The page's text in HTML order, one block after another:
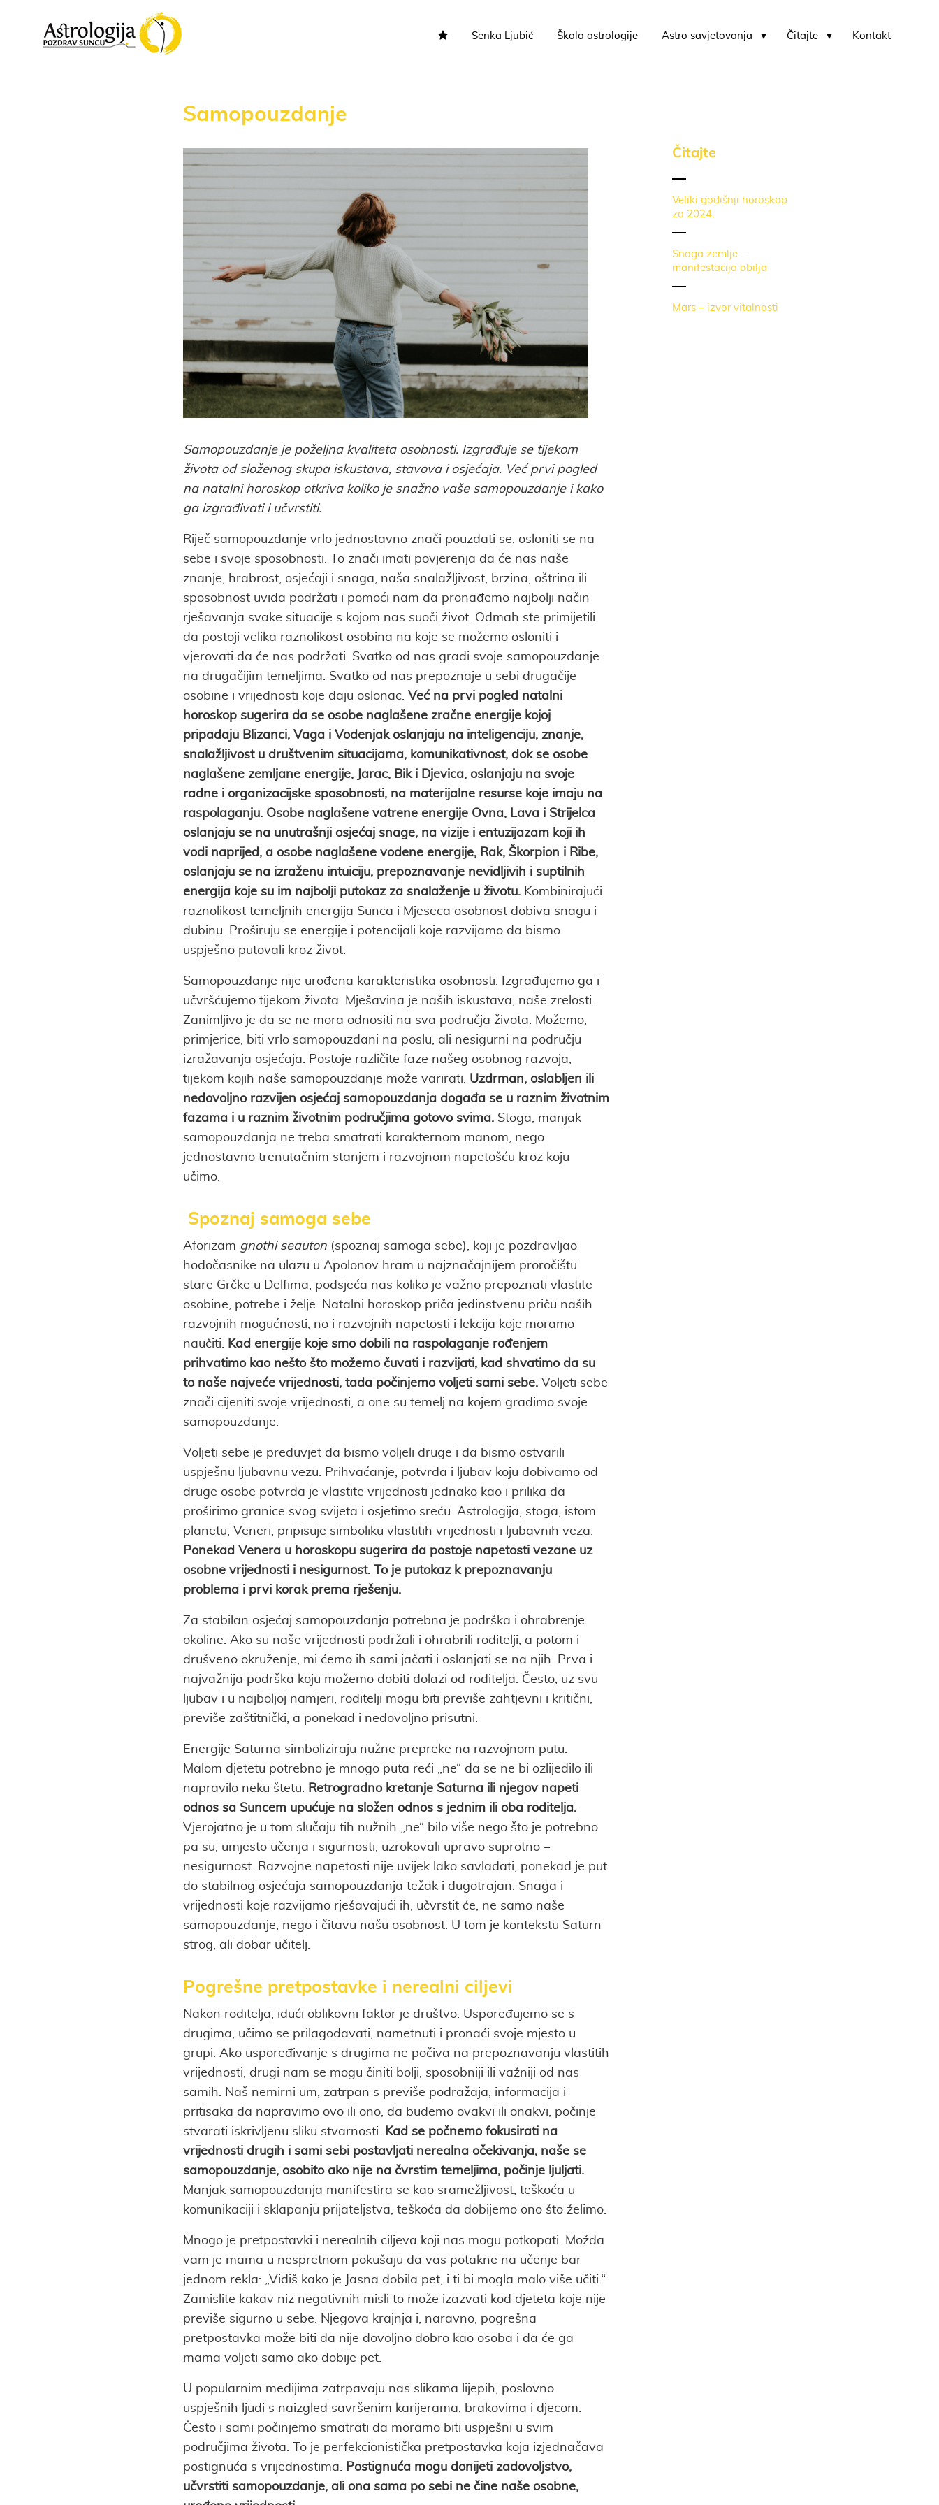
Senka Ljubić Škola astrologije Astro savjetovanja Čitajte Kontakt
Samopouzdanje
Samopouzdanje je poželjna kvaliteta osobnosti. Izgrađuje se tijekom
života od složenog skupa iskustava, stavova i osjećaja. Već prvi pogled
na natalni horoskop otkriva koliko je snažno vaše samopouzdanje i kako
ga izgrađivati i učvrstiti.
Riječ samopouzdanje vrlo jednostavno znači pouzdati se, osloniti se na
sebe i svoje sposobnosti. To znači imati povjerenja da će nas naše
znanje, hrabrost, osjećaji i snaga, naša snalažljivost, brzina, oštrina ili
sposobnost uvida podržati i pomoći nam da pronađemo najbolji način
rješavanja svake situacije s kojom nas suoči život. Odmah ste primijetili
da postoji velika raznolikost osobina na koje se možemo osloniti i
vjerovati da će nas podržati. Svatko od nas gradi svoje samopouzdanje
na drugačijim temeljima. Svatko od nas prepoznaje u sebi drugačije
osobine i vrijednosti koje daju oslonac. Već na prvi pogled natalni
horoskop sugerira da se osobe naglašene zračne energije kojoj
pripadaju Blizanci, Vaga i Vodenjak oslanjaju na inteligenciju, znanje,
snalažljivost u društvenim situacijama, komunikativnost, dok se osobe
naglašene zemljane energije, Jarac, Bik i Djevica, oslanjaju na svoje
radne i organizacijske sposobnosti, na materijalne resurse koje imaju na
raspolaganju. Osobe naglašene vatrene energije Ovna, Lava i Strijelca
oslanjaju se na unutrašnji osjećaj snage, na vizije i entuzijazam koji ih
vodi naprijed, a osobe naglašene vodene energije, Rak, Škorpion i Ribe,
oslanjaju se na izraženu intuiciju, prepoznavanje nevidljivih i suptilnih
energija koje su im najbolji putokaz za snalaženje u životu. Kombinirajući
raznolikost temeljnih energija Sunca i Mjeseca osobnost dobiva snagu i
dubinu. Proširuju se energije i potencijali koje razvijamo da bismo
uspješno putovali kroz život.
Samopouzdanje nije urođena karakteristika osobnosti. Izgrađujemo ga i
učvršćujemo tijekom života. Mješavina je naših iskustava, naše zrelosti.
Zanimljivo je da se ne mora odnositi na sva područja života. Možemo,
primjerice, biti vrlo samopouzdani na poslu, ali nesigurni na području
izražavanja osjećaja. Postoje različite faze našeg osobnog razvoja,
tijekom kojih naše samopouzdanje može varirati. Uzdrman, oslabljen ili
nedovoljno razvijen osjećaj samopouzdanja događa se u raznim životnim
fazama i u raznim životnim područjima gotovo svima. Stoga, manjak
samopouzdanja ne treba smatrati karakternom manom, nego
jednostavno trenutačnim stanjem i razvojnom napetošću kroz koju
učimo.
Spoznaj samoga sebe
Aforizam gnothi seauton (spoznaj samoga sebe), koji je pozdravljao
hodočasnike na ulazu u Apolonov hram u najznačajnijem proročištu
stare Grčke u Delfima, podsjeća nas koliko je važno prepoznati vlastite
osobine, potrebe i želje. Natalni horoskop priča jedinstvenu priču naših
razvojnih mogućnosti, no i razvojnih napetosti i lekcija koje moramo
naučiti. Kad energije koje smo dobili na raspolaganje rođenjem
prihvatimo kao nešto što možemo čuvati i razvijati, kad shvatimo da su
to naše najveće vrijednosti, tada počinjemo voljeti sami sebe. Voljeti sebe
znači cijeniti svoje vrijednosti, a one su temelj na kojem gradimo svoje
samopouzdanje.
Voljeti sebe je preduvjet da bismo voljeli druge i da bismo ostvarili
uspješnu ljubavnu vezu. Prihvaćanje, potvrda i ljubav koju dobivamo od
druge osobe potvrda je vlastite vrijednosti jednako kao i prilika da
proširimo granice svog svijeta i osjetimo sreću. Astrologija, stoga, istom
planetu, Veneri, pripisuje simboliku vlastitih vrijednosti i ljubavnih veza.
Ponekad Venera u horoskopu sugerira da postoje napetosti vezane uz
osobne vrijednosti i nesigurnost. To je putokaz k prepoznavanju
problema i prvi korak prema rješenju.
Za stabilan osjećaj samopouzdanja potrebna je podrška i ohrabrenje
okoline. Ako su naše vrijednosti podržali i ohrabrili roditelji, a potom i
drušveno okruženje, mi ćemo ih sami jačati i oslanjati se na njih. Prva i
najvažnija podrška koju možemo dobiti dolazi od roditelja. Često, uz svu
ljubav i u najboljoj namjeri, roditelji mogu biti previše zahtjevni i kritični,
previše zaštitnički, a ponekad i nedovoljno prisutni.
Energije Saturna simboliziraju nužne prepreke na razvojnom putu.
Malom djetetu potrebno je mnogo puta reći „ne“ da se ne bi ozlijedilo ili
napravilo neku štetu. Retrogradno kretanje Saturna ili njegov napeti
odnos sa Suncem upućuje na složen odnos s jednim ili oba roditelja.
Vjerojatno je u tom slučaju tih nužnih „ne“ bilo više nego što je potrebno
pa su, umjesto učenja i sigurnosti, uzrokovali upravo suprotno –
nesigurnost. Razvojne napetosti nije uvijek lako savladati, ponekad je put
do stabilnog osjećaja samopouzdanja težak i dugotrajan. Snaga i
vrijednosti koje razvijamo rješavajući ih, učvrstit će, ne samo naše
samopouzdanje, nego i čitavu našu osobnost. U tom je kontekstu Saturn
strog, ali dobar učitelj.
Pogrešne pretpostavke i nerealni ciljevi
Nakon roditelja, idući oblikovni faktor je društvo. Uspoređujemo se s
drugima, učimo se prilagođavati, nametnuti i pronaći svoje mjesto u
grupi. Ako uspoređivanje s drugima ne počiva na prepoznavanju vlastitih
vrijednosti, drugi nam se mogu činiti bolji, sposobniji ili važniji od nas
samih. Naš nemirni um, zatrpan s previše podražaja, informacija i
pritisaka da napravimo ovo ili ono, da budemo ovakvi ili onakvi, počinje
stvarati iskrivljenu sliku stvarnosti. Kad se počnemo fokusirati na
vrijednosti drugih i sami sebi postavljati nerealna očekivanja, naše se
samopouzdanje, osobito ako nije na čvrstim temeljima, počinje ljuljati.
Manjak samopouzdanja manifestira se kao sramežljivost, teškoća u
komunikaciji i sklapanju prijateljstva, teškoća da dobijemo ono što želimo.
Mnogo je pretpostavki i nerealnih ciljeva koji nas mogu potkopati. Možda
vam je mama u nespretnom pokušaju da vas potakne na učenje bar
jednom rekla: „Vidiš kako je Jasna dobila pet, i ti bi mogla malo više učiti.“
Zamislite kakav niz negativnih misli to može izazvati kod djeteta koje nije
previše sigurno u sebe. Njegova krajnja i, naravno, pogrešna
pretpostavka može biti da nije dovoljno dobro kao osoba i da će ga
mama voljeti samo ako dobije pet.
U popularnim medijima zatrpavaju nas slikama lijepih, poslovno
uspješnih ljudi s naizgled savršenim karijerama, brakovima i djecom.
Često i sami počinjemo smatrati da moramo biti uspješni u svim
područjima života. To je perfekcionistička pretpostavka koja izjednačava
postignuća s vrijednostima. Postignuća mogu donijeti zadovoljstvo,
učvrstiti samopouzdanje, ali ona sama po sebi ne čine naše osobne,
Čitajte
Veliki godišnji horoskop
za 2024.
Snaga zemlje –
manifestacija obilja
Mars – izvor vitalnosti